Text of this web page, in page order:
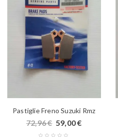
Pastiglie Freno Suzuki Rmz
72,96€ 59,00€